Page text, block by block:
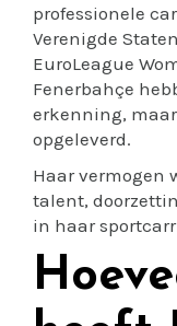
professionele
Verenigde
EuroLeague
Fenerbahçe
erkenning,
opgeleverd.
Haar vermogen
talent,
in haar